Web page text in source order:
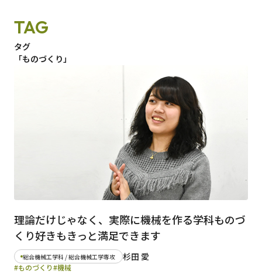
ワード検索
早稲田大学 理工学術院
交通アクセス
English
TAG
タグ
「ものづくり」
理論だけじゃなく、実際に機械を作る学科ものづ
くり好きもきっと満足できます
総合機械工学科 / 総合機械工学専攻 杉田 愛
#ものづくり#機械